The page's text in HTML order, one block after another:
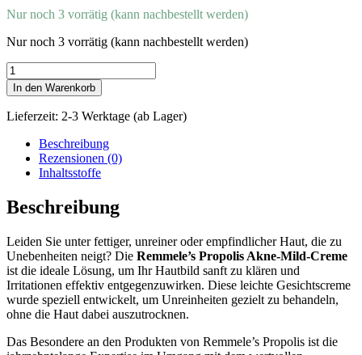
Nur noch 3 vorrätig (kann nachbestellt werden)
Nur noch 3 vorrätig (kann nachbestellt werden)
Remmele's
Propolis
Akne-
Mild-
40ml
Menge
In den Warenkorb
Lieferzeit: 2-3 Werktage (ab Lager)
Beschreibung
Rezensionen (0)
Inhaltsstoffe
Beschreibung
Leiden Sie unter fettiger, unreiner oder empfindlicher Haut, die zu
Unebenheiten neigt? Die Remmele’s Propolis Akne-Mild-Creme
ist die ideale Lösung, um Ihr Hautbild sanft zu klären und
Irritationen effektiv entgegenzuwirken. Diese leichte Gesichtscreme
wurde speziell entwickelt, um Unreinheiten gezielt zu behandeln,
ohne die Haut dabei auszutrocknen.
Das Besondere an den Produkten von Remmele’s Propolis ist die